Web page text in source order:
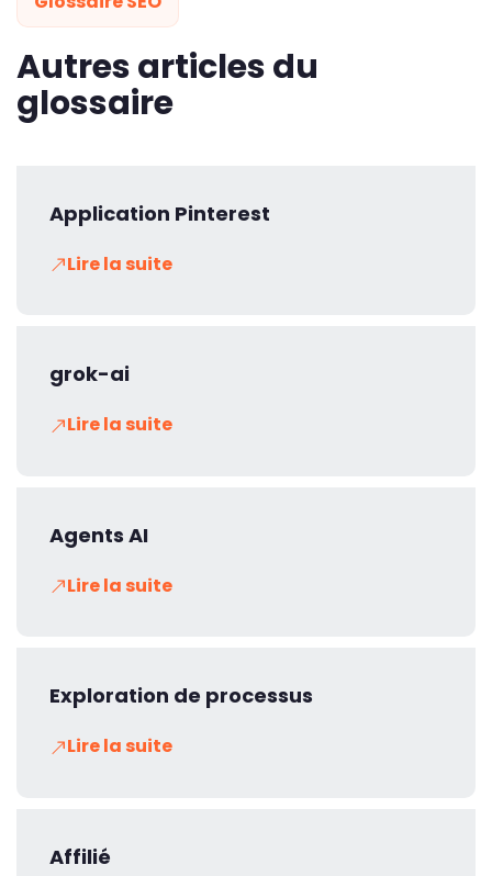
Autres articles du
glossaire
Application Pinterest
Lire la suite
grok-ai
Lire la suite
Agents AI
Lire la suite
Exploration de processus
Lire la suite
Affilié